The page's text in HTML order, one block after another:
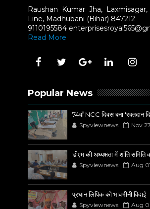
Raushan Kumar Jha,
Line, Madhubani (Bihar) 847212
9110195584
Read More
Popular News
74वाँ NCC दिवस बना 'रक्तदान
Spyviewnews Nov
डीएम की अध्यक्षता में शांति
Spyviewnews Aug
प्रधान लिपिक को भावभीनी विदाई
Spyviewnews Aug